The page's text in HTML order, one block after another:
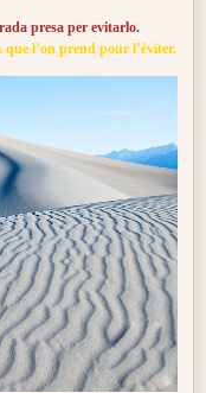
presa per evitarlo.
que l’on prend pour l’éviter.